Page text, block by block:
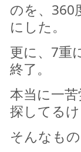
のを、360
にした。
更に、7重
終了。
本当に一
探してる
そんなも